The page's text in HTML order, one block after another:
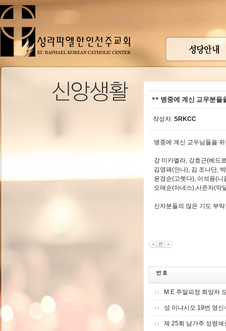
** 병중에 계신 교우분들
작성자: SRKCC
병중에 계신 교우님들을
강 미카엘라, 강효근(베드
김영패(안나), 김 조나단,
윤경순(고렛다), 이석용(
오애순(아네스),사준자(막
신자분들의 많은 기도 부
15 M.E 주말피정 희망자
14 성 이냐시오 19번 영신
13 제 25회 남가주 성령쇄